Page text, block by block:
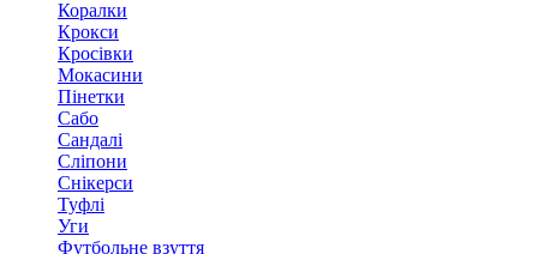
Коралки
Крокси
Кросівки
Мокасини
Пінетки
Сабо
Сандалі
Сліпони
Снікерси
Туфлі
Уги
Футбольне взуття